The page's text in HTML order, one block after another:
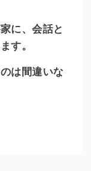
に、会話と
す。
は間違いな